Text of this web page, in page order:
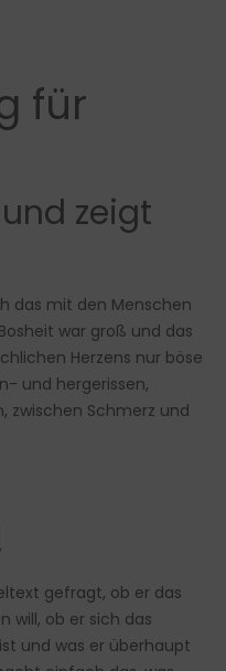
für
zeigt
das mit den Menschen
war groß und das
Herzens nur böse
und hergerissen,
zwischen Schmerz und
gefragt, ob er das
will, ob er sich das
und was er überhaupt